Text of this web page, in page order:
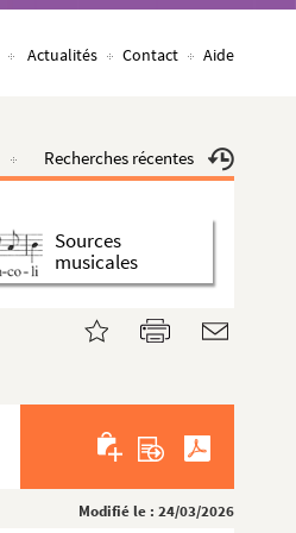
Actualités Contact Aide
Recherches récentes
Sources
musicales
Modifié le : 24/03/2026